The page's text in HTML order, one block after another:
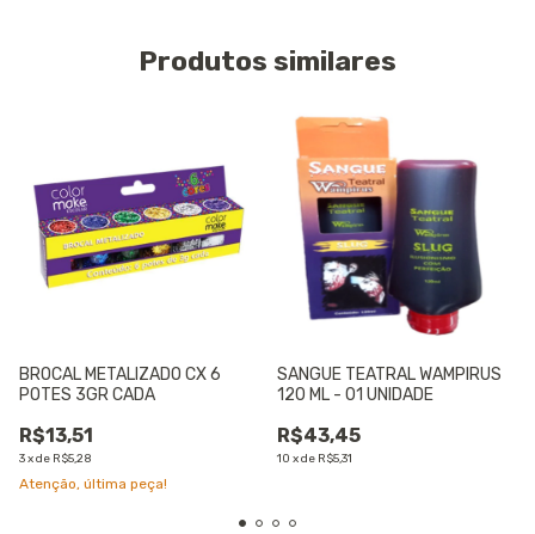
Produtos similares
BROCAL METALIZADO CX 6
POTES 3GR CADA
R$13,51
3xde R$5,28
Atenção, última peça!
SANGUE TEATRAL WAMPIRUS
120 ML - 01 UNIDADE
R$43,45
10 xde R$5,31